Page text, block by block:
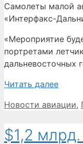
Самолеты малой
«Интерфакс-
«Мероприятие
портретами
дальневосточных
Читать далее
Рубрики
Новости авиации,
$1,2